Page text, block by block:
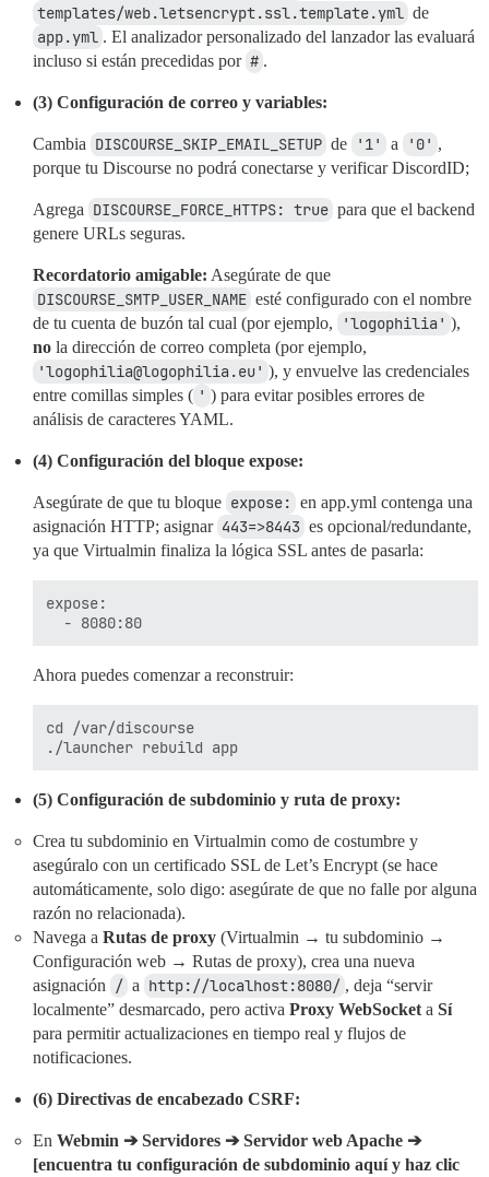
templates/web.letsencrypt.ssl.template.yml de
app.yml . El analizador personalizado del lanzador las evaluará
incluso si están precedidas por # .
(3) Configuración de correo y variables:
Cambia DISCOURSE_SKIP_EMAIL_SETUP de '1' a '0' ,
porque tu Discourse no podrá conectarse y verificar DiscordID;
Agrega DISCOURSE_FORCE_HTTPS: true para que el backend
genere URLs seguras.
Recordatorio amigable: Asegúrate de que
DISCOURSE_SMTP_USER_NAME esté configurado con el nombre
de tu cuenta de buzón tal cual (por ejemplo,
'logophilia' ),
no la dirección de correo completa (por ejemplo,
'logophilia@logophilia.eu' ), y envuelve las credenciales
entre comillas simples ( ' ) para evitar posibles errores de
análisis de caracteres YAML.
(4) Configuración del bloque expose:
Asegúrate de que tu bloque expose: en app.yml contenga una
asignación HTTP; asignar 443=>8443 es opcional/redundante,
ya que Virtualmin finaliza la lógica SSL antes de pasarla:
expose:
Ahora puedes comenzar a reconstruir:
cd /var/discourse
(5) Configuración de subdominio y ruta de proxy:
Crea tu subdominio en Virtualmin como de costumbre y
asegúralo con un certificado SSL de Let’s Encrypt (se hace
automáticamente, solo digo: asegúrate de que no falle por alguna
razón no relacionada).
Navega a Rutas de proxy (Virtualmin → tu subdominio →
Configuración web → Rutas de proxy), crea una nueva
asignación
/ a http://localhost:8080/ , deja “servir
localmente” desmarcado, pero activa Proxy WebSocket a Sí
para permitir actualizaciones en tiempo real y flujos de
notificaciones.
(6) Directivas de encabezado CSRF:
En Webmin ➔ Servidores ➔ Servidor web Apache ➔
[encuentra tu configuración de subdominio aquí y haz clic